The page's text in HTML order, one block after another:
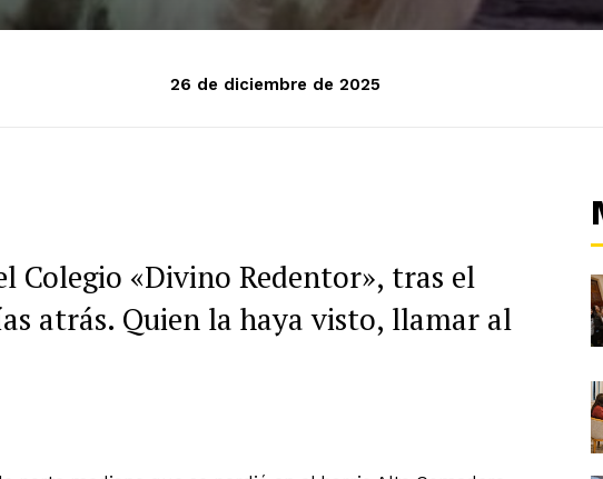
26 de diciembre de 2025
Colegio «Divino Redentor», tras el
atrás. Quien la haya visto, llamar al